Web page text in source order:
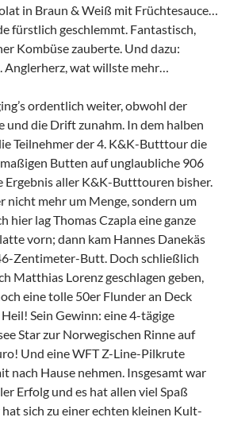
in Braun & Weiß mit Früchtesauce…
fürstlich geschlemmt. Fantastisch,
Kombüse zauberte. Und dazu:
Anglerherz, wat willste mehr…
ordentlich weiter, obwohl der
und die Drift zunahm. In dem halben
Teilnehmer der 4. K&K-Butttour die
Butten auf unglaubliche 906
Ergebnis aller K&K-Butttouren bisher.
nicht mehr um Menge, sondern um
hier lag Thomas Czapla eine ganze
vorn; dann kam Hannes Danekäs
Zentimeter-Butt. Doch schließlich
Matthias Lorenz geschlagen geben,
eine tolle 50er Flunder an Deck
Sein Gewinn: eine 4-tägige
Star zur Norwegischen Rinne auf
Und eine WFT Z-Line-Pilkrute
nach Hause nehmen. Insgesamt war
Erfolg und es hat allen viel Spaß
sich zu einer echten kleinen Kult-